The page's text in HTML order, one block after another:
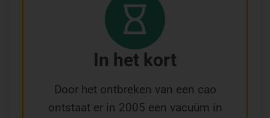
In het kort
Door het ontbreken van een cao
ontstaat er in 2005 een vacuüm in